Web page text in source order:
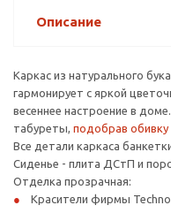
Описание
Каркас из натурального
гармонирует с яркой
весеннее настроение в
табуреты, подобрав обивку
Все детали каркаса
Сиденье - плита ДСтП и
Отделка прозрачная:
Красители фирмы